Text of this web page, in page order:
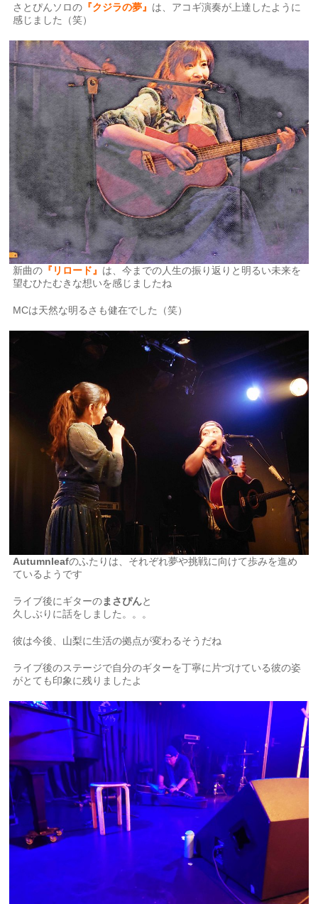
さとぴんソロの 『クジラの夢』 は、アコギ演奏が上達したように
感じました（笑）
新曲の 『リロード』 は、今までの人生の振り返りと明るい未来を
望むひたむきな想いを感じましたね
MCは天然な明るさも健在でした（笑）
Autumnleafのふたりは、それぞれ夢や挑戦に向けて歩みを進め
ているようです
ライブ後にギターのまさぴんと
久しぶりに話をしました。。。
彼は今後、山梨に生活の拠点が変わるそうだね
ライブ後のステージで自分のギターを丁寧に片づけている彼の姿
がとても印象に残りましたよ